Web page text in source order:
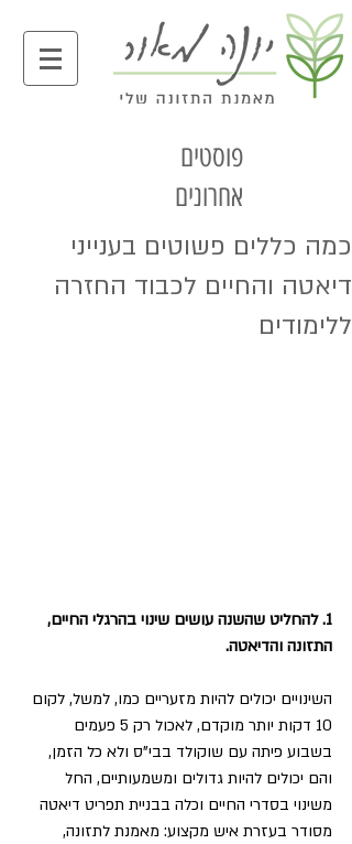
פוסטים
אחרונים
כמה כללים פשוטים בענייני
דיאטה והחיים לכבוד החזרה
ללימודים
1. להחליט שהשנה עושים שינוי בהרגלי החיים,
התזונה והדיאטה.
השינויים יכולים להיות מזעריים כמו, למשל, לקום
10 דקות יותר מוקדם, לאכול רק 5 פעמים
בשבוע פיתה עם שוקולד בבי"ס ולא כל הזמן,
והם יכולים להיות גדולים ומשמעותיים, החל
משינוי בסדרי החיים וכלה בבניית תפריט דיאטה
מסודר בעזרת איש מקצוע: מאמנת לתזונה,